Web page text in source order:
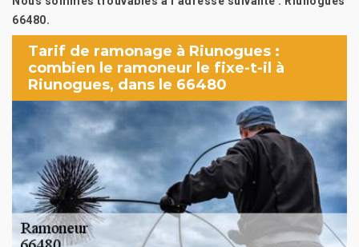
66480.
Tarif de ramonage à Riunogues :
combien le ramoneur le fixe-t-il à
Riunogues, dans le 66480